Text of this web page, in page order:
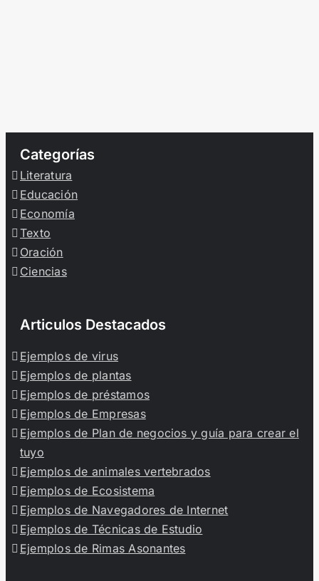
Categorías
Literatura
Educación
Economía
Texto
Oración
Ciencias
Articulos Destacados
Ejemplos de virus
Ejemplos de plantas
Ejemplos de préstamos
Ejemplos de Empresas
Ejemplos de Plan de negocios y guía para crear el
tuyo
Ejemplos de animales vertebrados
Ejemplos de Ecosistema
Ejemplos de Navegadores de Internet
Ejemplos de Técnicas de Estudio
Ejemplos de Rimas Asonantes